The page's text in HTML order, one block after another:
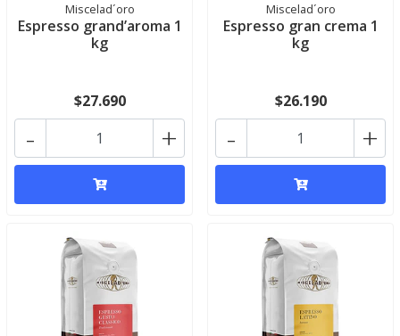
Miscelad´oro
Espresso grand’aroma 1
kg
$27.690
+
-
Miscelad´oro
Espresso gran crema 1
kg
$26.190
+
-